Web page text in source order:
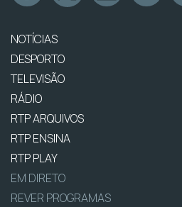
NOTÍCIAS
DESPORTO
TELEVISÃO
RÁDIO
RTP ARQUIVOS
RTP ENSINA
RTP PLAY
EM DIRETO
REVER PROGRAMAS